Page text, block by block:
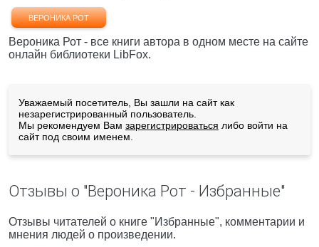
ВЕРОНИКА РОТ
Вероника Рот - все книги автора в одном месте на сайте
онлайн библиотеки LibFox.
Уважаемый посетитель, Вы зашли на сайт как
незарегистрированный пользователь.
Мы рекомендуем Вам зарегистрироваться либо войти на
сайт под своим именем.
Отзывы о "Вероника Рот - Избранные"
Отзывы читателей о книге "Избранные", комментарии и
мнения людей о произведении.